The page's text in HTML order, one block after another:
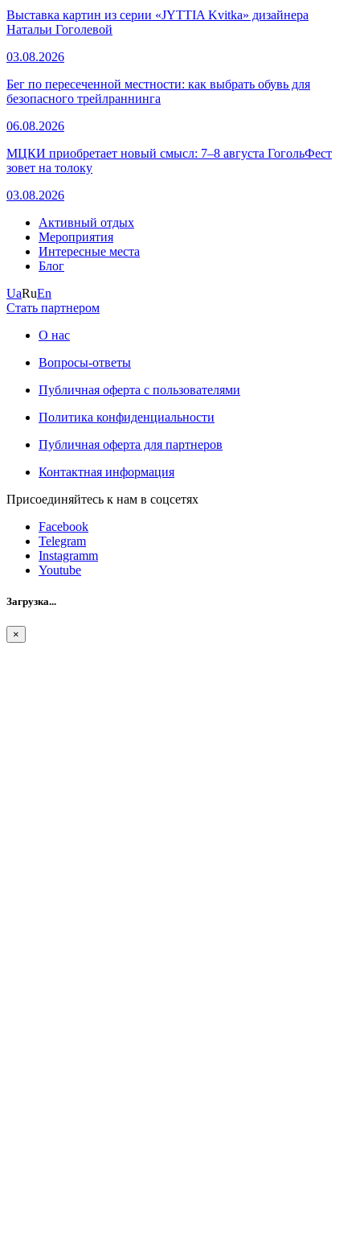
Выставка картин из серии «JYTTIA Kvitka» дизайнера
Натальи Гоголевой
03.08.2026
Бег по пересеченной местности: как выбрать обувь для
безопасного трейлраннинга
06.08.2026
МЦКИ приобретает новый смысл: 7–8 августа ГогольФест
зовет на толоку
03.08.2026
Активный отдых
Мероприятия
Интересные места
Блог
UaRuEn
Стать партнером
О нас
Вопросы-ответы
Публичная оферта с пользователями
Политика конфиденциальности
Публичная оферта для партнеров
Контактная информация
Присоединяйтесь к нам в соцсетях
Facebook
Telegram
Instagramm
Youtube
Загрузка...
×